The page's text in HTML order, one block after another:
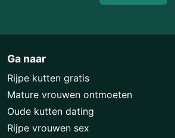
Ga naar
Rijpe kutten gratis
Mature vrouwen ontmoeten
Oude kutten dating
Rijpe vrouwen sex